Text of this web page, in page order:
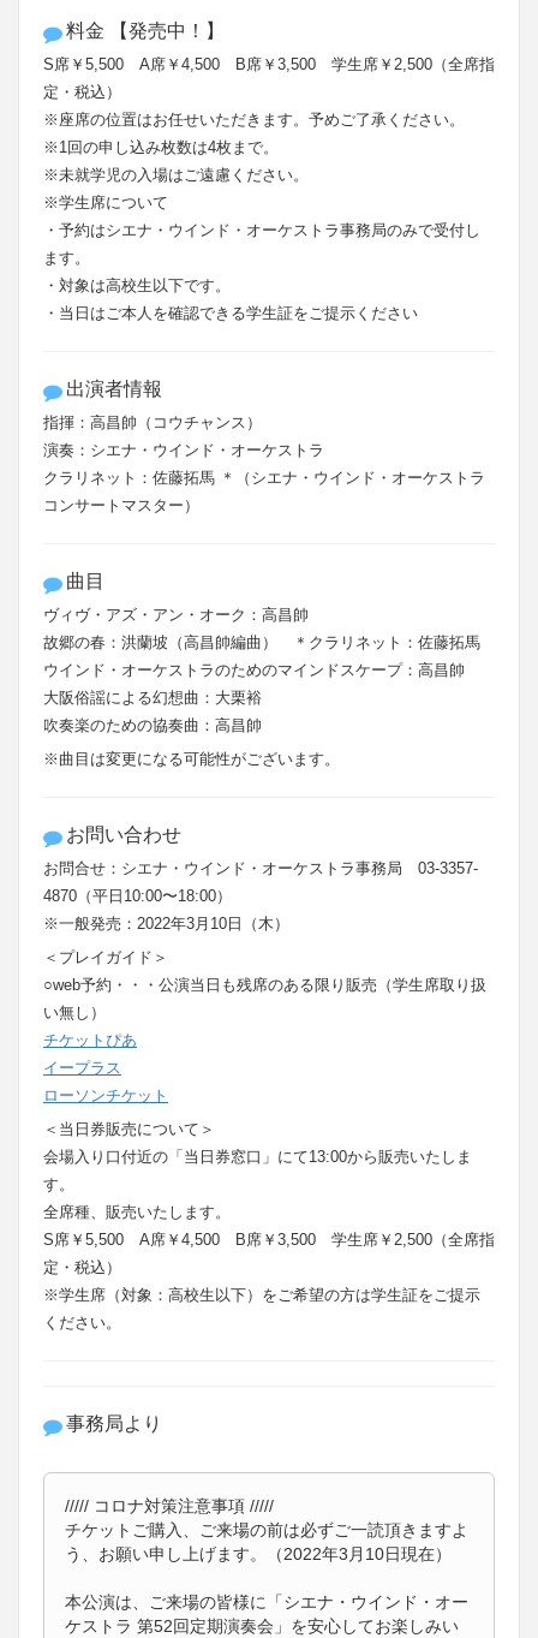
料金 【発売中！】
S席￥5,500 A席￥4,500 B席￥3,500 学生席￥2,500（全席指
定・税込）
※座席の位置はお任せいただきます。予めご了承ください。
※1回の申し込み枚数は4枚まで。
※未就学児の入場はご遠慮ください。
※学生席について
・予約はシエナ・ウインド・オーケストラ事務局のみで受付し
ます。
・対象は高校生以下です。
・当日はご本人を確認できる学生証をご提示ください
出演者情報
指揮：高昌帥（コウチャンス）
演奏：シエナ・ウインド・オーケストラ
クラリネット：佐藤拓馬 ＊（シエナ・ウインド・オーケストラ
コンサートマスター）
曲目
ヴィヴ・アズ・アン・オーク：高昌帥
故郷の春：洪蘭坡（高昌帥編曲） ＊クラリネット：佐藤拓馬
ウインド・オーケストラのためのマインドスケープ：高昌帥
大阪俗謡による幻想曲：大栗裕
吹奏楽のための協奏曲：高昌帥
※曲目は変更になる可能性がございます。
お問い合わせ
お問合せ：シエナ・ウインド・オーケストラ事務局 03-3357-
4870（平日10:00〜18:00）
※一般発売：2022年3月10日
（木）
＜プレイガイド＞
○web予約・・・公演当日も残席のある限り販売（学生席取り扱
い無し）
チケットぴあ
イープラス
ローソンチケット
＜当日券販売について＞
会場入り口付近の「当日券窓口」にて13:00から販売いたしま
す。
全席種、販売いたします。
S席￥5,500 A席￥4,500 B席￥3,500 学生席￥2,500（全席指
定・税込）
※学生席（対象：高校生以下）をご希望の方は学生証をご提示
ください。
事務局より
///// コロナ対策注意事項 /////
チケットご購入、ご来場の前は必ずご一読頂きますよ
う、お願い申し上げます。（2022年3月10日現在）
本公演は、ご来場の皆様に「シエナ・ウインド・オー
ケストラ 第52回定期演奏会」を安心してお楽しみい